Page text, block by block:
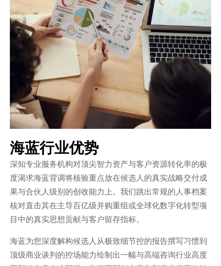
海蓝行业优势
深知专业服务机构对顶尖智力资产与客户资源转化率的极
度渴求海蓝背调将核验重点放在候选人的真实战略交付成
果与合伙人级别的创收能力上。我们跳出常规的人事档案
核对直击其在主导百亿级并购重组或全球化数字化转型项
目中的真实思想贡献与客户留存指标。
海蓝为您深度解构候选人从极致细节控的报告撰写习惯到
顶级商业谈判的控场能力绘制出一幅与高端咨询行业高度